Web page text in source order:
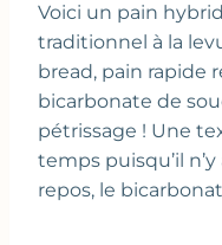
Voici un pain
traditionnel à la
bread, pain rapide
bicarbonate de
pétrissage ! Une
temps puisqu’il
repos, le